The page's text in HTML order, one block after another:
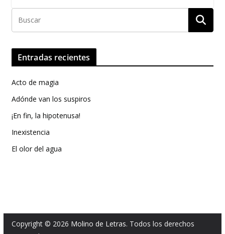
Entradas recientes
Acto de magia
Adónde van los suspiros
¡En fin, la hipotenusa!
Inexistencia
El olor del agua
Copyright © 2026 Molino de Letras. Todos los derechos